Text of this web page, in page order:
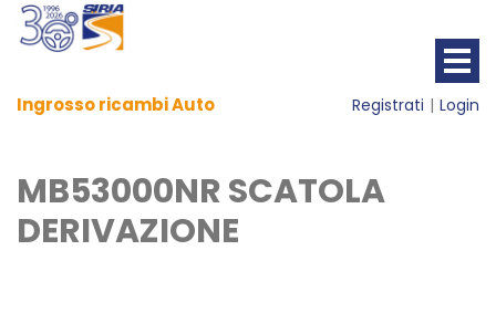
Ingrosso ricambi Auto Registrati Login
MB53000NR SCATOLA
DERIVAZIONE